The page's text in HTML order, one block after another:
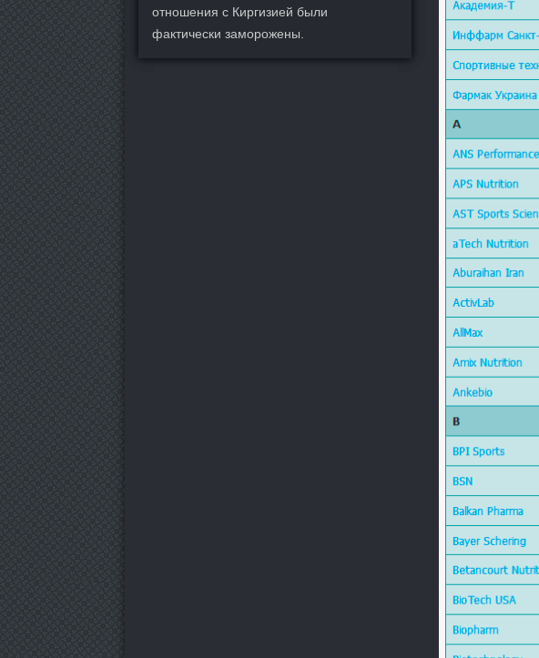
отношения с Киргизией были
фактически заморожены.